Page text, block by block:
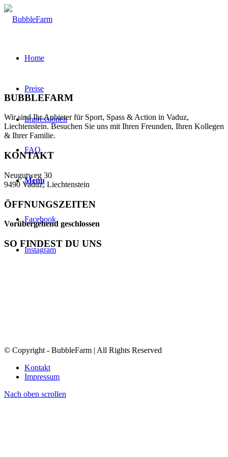
Home
Preise
Impressionen
FAQ
Menu
Facebook
Instagram
BUBBLEFARM
Wir sind Ihr Anbieter für Sport, Spass & Action in Vaduz,
Liechtenstein. Besuchen Sie uns mit Ihren Freunden, Ihren Kollegen
& Ihrer Familie.
KONTAKT
Neugutweg 30
9490 Vaduz, Liechtenstein
ÖFFNUNGSZEITEN
Vorübergehend geschlossen
SO FINDEST DU UNS
© Copyright - BubbleFarm | All Rights Reserved
Kontakt
Impressum
Nach oben scrollen